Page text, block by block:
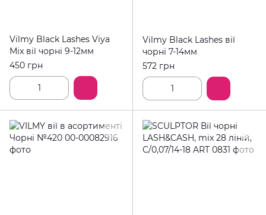
Vilmy Black Lashes Viya
Mix вії чорні 9-12мм
450 грн
Vilmy Black Lashes вії
чорні 7-14мм
572 грн